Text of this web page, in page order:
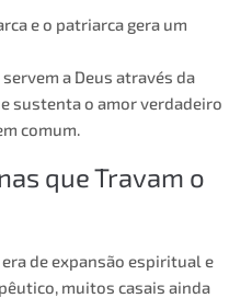
e o patriarca gera um
a Deus através da
sustenta o amor verdadeiro
comum.
que Travam o
de expansão espiritual e
muitos casais ainda